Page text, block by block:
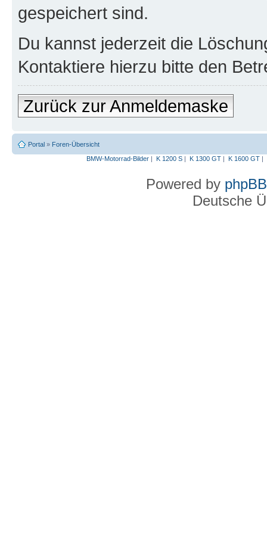
gespeichert sind.
Du kannst jederzeit die
Kontaktiere hierzu bitte den
Zurück zur Anmeldemaske
Portal » Foren-Übersicht
BMW-Motorrad-Bilder| K 1200 S| K 1300 GT| K 1600 GT|
Powered by phpBB
Deutsche